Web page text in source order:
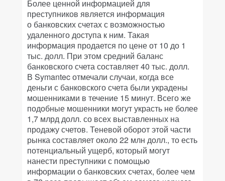
Более ценной информацией для
преступников является информация
о банковских счетах с возможностью
удаленного доступа к ним. Такая
информация продается по цене от 10 до 1
тыс. долл. При этом средний баланс
банковского счета составляет 40 тыс. долл.
В Symantec отмечали случаи, когда все
деньги с банковского счета были украдены
мошенниками в течение 15 минут. Всего же
подобные мошенники могут украсть не более
1,7 млрд долл. со всех выставленных на
продажу счетов. Теневой оборот этой части
рынка составляет около 22 млн долл., то есть
потенциальный ущерб, который могут
нанести преступники с помощью
информации о банковских счетах, более чем